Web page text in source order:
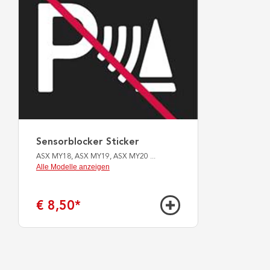
Sensorblocker Sticker
ASX MY18, ASX MY19, ASX MY20 ...
Alle Modelle anzeigen
€ 8,50*